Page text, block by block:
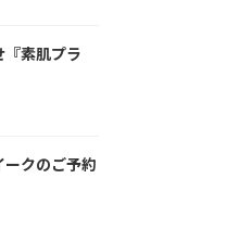
『素肌プラ
ークのご予約